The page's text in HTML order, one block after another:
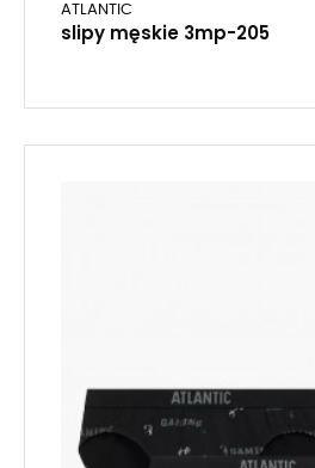
ATLANTIC
slipy męskie 3mp-205